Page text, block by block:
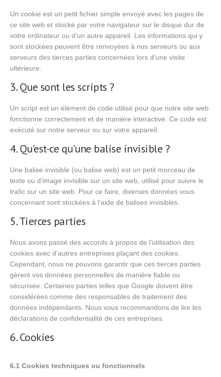
Un cookie est un petit fichier simple envoyé avec les pages de
ce site web et stocké par votre navigateur sur le disque dur de
votre ordinateur ou d’un autre appareil. Les informations qui y
sont stockées peuvent être renvoyées à nos serveurs ou aux
serveurs des tierces parties concernées lors d’une visite
ultérieure.
3. Que sont les scripts ?
Un script est un élément de code utilisé pour que notre site web
fonctionne correctement et de manière interactive. Ce code est
exécuté sur notre serveur ou sur votre appareil.
4. Qu’est-ce qu’une balise invisible ?
Une balise invisible (ou balise web) est un petit morceau de
texte ou d’image invisible sur un site web, utilisé pour suivre le
trafic sur un site web. Pour ce faire, diverses données vous
concernant sont stockées à l’aide de balises invisibles.
5. Tierces parties
Nous avons passé des accords à propos de l’utilisation des
cookies avec d’autres entreprises plaçant des cookies.
Cependant, nous ne pouvons garantir que ces tierces parties
gèrent vos données personnelles de manière fiable ou
sécurisée. Certaines parties telles que Google doivent être
considérées comme des responsables de traitement des
données indépendants. Nous vous recommandons de lire les
déclarations de confidentialité de ces entreprises.
6. Cookies
6.1 Cookies techniques ou fonctionnels